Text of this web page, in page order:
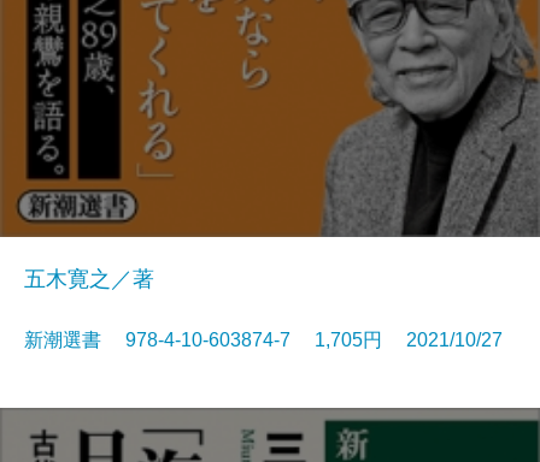
五木寛之／著
新潮選書 978-4-10-603874-7 1,705円 2021/10/27